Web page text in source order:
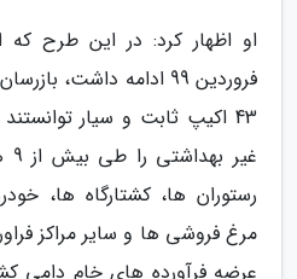
فروردین 99 ادامه داشت،
43 اکیپ ثابت و سیار
رستوران ها، کشتارگاه ها،
مرغ فروشی ها و سایر مراکز
عرضه فرآورده های خام دامی